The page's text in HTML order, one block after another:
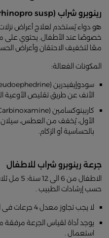
رينوبرو شراب (rhinopro susp)
هو دواء يُستخدم لعلاج أعراض نزلات
خصوصًا عند الأطفال. يحتوي على
معًا لتخفيف الاحتقان وأعراض
المكونات الفعالة:
الأنف عن طريق تقليص الأوعية
الأول، يُخفف من العطس، سيلان
بالحساسية أو الزكام.
جرعة رينوبرو شراب للاطفال
حسب إرشادات الطبيب .
لا يجب تجاوز معدل 4 جرعات فى اليوم الواحد .
يوجد أداة لقياس الجرعة
استعمال .